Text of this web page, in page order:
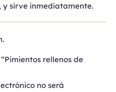
y sirve inmediatamente.
rellenos de
no será